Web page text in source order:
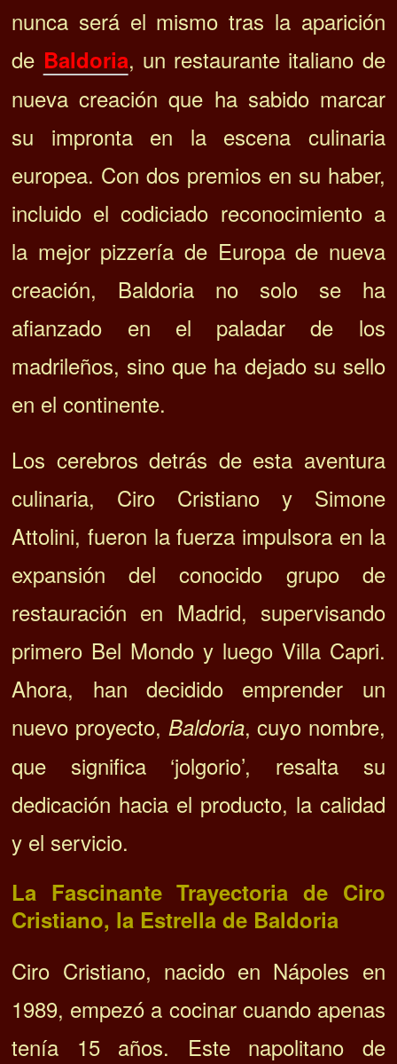
nunca será el mismo tras la aparición
de Baldoria, un restaurante italiano de
nueva creación que ha sabido marcar
su impronta en la escena culinaria
europea. Con dos premios en su haber,
incluido el codiciado reconocimiento a
la mejor pizzería de Europa de nueva
creación, Baldoria no solo se ha
afianzado en el paladar de los
madrileños, sino que ha dejado su sello
en el continente.
Los cerebros detrás de esta aventura
culinaria, Ciro Cristiano y Simone
Attolini, fueron la fuerza impulsora en la
expansión del conocido grupo de
restauración en Madrid, supervisando
primero Bel Mondo y luego Villa Capri.
Ahora, han decidido emprender un
nuevo proyecto, Baldoria, cuyo nombre,
que significa ‘jolgorio’, resalta su
dedicación hacia el producto, la calidad
y el servicio.
La Fascinante Trayectoria de Ciro
Cristiano, la Estrella de Baldoria
Ciro Cristiano, nacido en Nápoles en
1989, empezó a cocinar cuando apenas
tenía 15 años. Este napolitano de